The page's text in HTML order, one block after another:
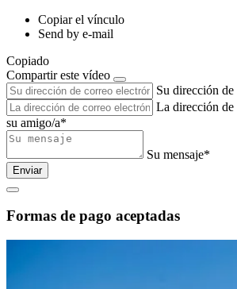
Copiar el vínculo
Send by e-mail
Copiado
Compartir este vídeo
Su dirección
La dirección de
su amigo/a*
Su mensaje*
Enviar
Formas de pago aceptadas